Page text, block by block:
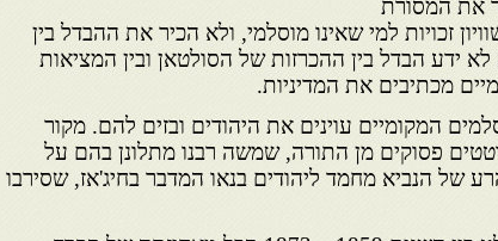
את המסורת
זכויות למי שאינו מוסלמי, ולא הכיר את ההבדל בין
לא ידע הבדל בין ההכרזות של הסולטאן ובין המציאות
מכתיבים את המדיניות.
המקומיים עוינים את היהודים ובזים להם. מקור
פסוקים מן התורה, שמשה רבנו מתלונן בהם על
של הנביא מחמד ליהודים בנאו המדבר בחיג'אז, שסירבו